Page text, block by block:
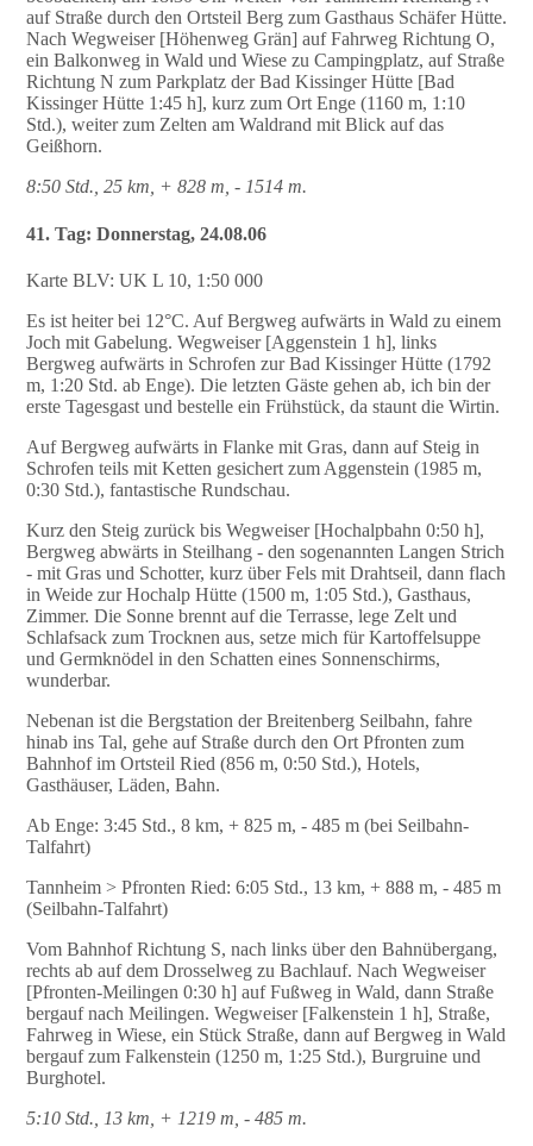
auf Straße durch den Ortsteil Berg zum Gasthaus Schäfer Hütte.
Nach Wegweiser [Höhenweg Grän] auf Fahrweg Richtung O,
ein Balkonweg in Wald und Wiese zu Campingplatz, auf Straße
Richtung N zum Parkplatz der Bad Kissinger Hütte [Bad
Kissinger Hütte 1:45 h], kurz zum Ort Enge (1160 m, 1:10
Std.), weiter zum Zelten am Waldrand mit Blick auf das
Geißhorn.
8:50 Std., 25 km, + 828 m, - 1514 m.
41. Tag: Donnerstag, 24.08.06
Karte BLV: UK L 10, 1:50 000
Es ist heiter bei 12°C. Auf Bergweg aufwärts in Wald zu einem
Joch mit Gabelung. Wegweiser [Aggenstein 1 h], links
Bergweg aufwärts in Schrofen zur Bad Kissinger Hütte (1792
m, 1:20 Std. ab Enge). Die letzten Gäste gehen ab, ich bin der
erste Tagesgast und bestelle ein Frühstück, da staunt die Wirtin.
Auf Bergweg aufwärts in Flanke mit Gras, dann auf Steig in
Schrofen teils mit Ketten gesichert zum Aggenstein (1985 m,
0:30 Std.), fantastische Rundschau.
Kurz den Steig zurück bis Wegweiser [Hochalpbahn 0:50 h],
Bergweg abwärts in Steilhang - den sogenannten Langen Strich
- mit Gras und Schotter, kurz über Fels mit Drahtseil, dann flach
in Weide zur Hochalp Hütte (1500 m, 1:05 Std.), Gasthaus,
Zimmer. Die Sonne brennt auf die Terrasse, lege Zelt und
Schlafsack zum Trocknen aus, setze mich für Kartoffelsuppe
und Germknödel in den Schatten eines Sonnenschirms,
wunderbar.
Nebenan ist die Bergstation der Breitenberg Seilbahn, fahre
hinab ins Tal, gehe auf Straße durch den Ort Pfronten zum
Bahnhof im Ortsteil Ried (856 m, 0:50 Std.), Hotels,
Gasthäuser, Läden, Bahn.
Ab Enge: 3:45 Std., 8 km, + 825 m, - 485 m (bei Seilbahn-
Talfahrt)
Tannheim > Pfronten Ried: 6:05 Std., 13 km, + 888 m, - 485 m
(Seilbahn-Talfahrt)
Vom Bahnhof Richtung S, nach links über den Bahnübergang,
rechts ab auf dem Drosselweg zu Bachlauf. Nach Wegweiser
[Pfronten-Meilingen 0:30 h] auf Fußweg in Wald, dann Straße
bergauf nach Meilingen. Wegweiser [Falkenstein 1 h], Straße,
Fahrweg in Wiese, ein Stück Straße, dann auf Bergweg in Wald
bergauf zum Falkenstein (1250 m, 1:25 Std.), Burgruine und
Burghotel.
5:10 Std., 13 km, + 1219 m, - 485 m.